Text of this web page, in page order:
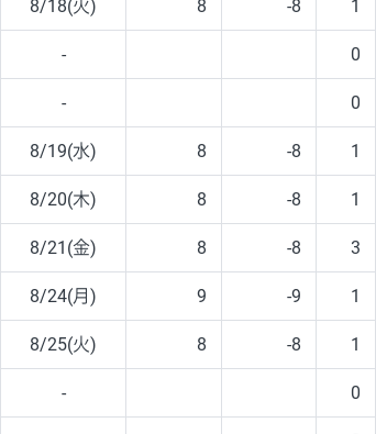
8/18(火) 8 -8 1
- 0
- 0
8/19(水) 8 -8 1
8/20(木) 8 -8 1
8/21(金) 8 -8 3
8/24(月) 9 -9 1
8/25(火) 8 -8 1
- 0